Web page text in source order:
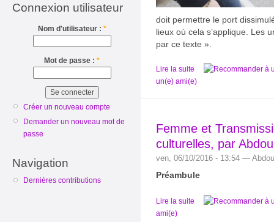
Connexion utilisateur
Nom d'utilisateur : *
Mot de passe : *
Créer un nouveau compte
Demander un nouveau mot de
passe
Navigation
Dernières contributions
doit permettre le port
lieux où cela s’applique. Les
par ce texte ».
Lire la suite
un(e) ami(e)
Femme et
culturelles, par
ven, 06/10/2016 - 13:54 —
Préambule
Lire la suite
ami(e)